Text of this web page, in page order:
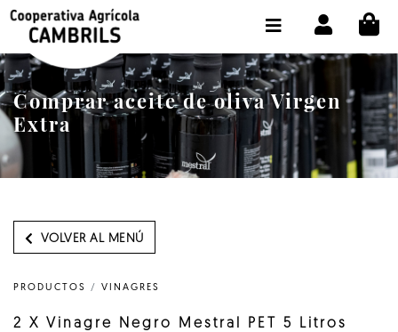
Comprar aceite de oliva Virgen
Extra
VOLVER AL MENÚ
PRODUCTOS / VINAGRES
2 X Vinagre Negro Mestral PET 5 Litros
TIENDA COMPRA ONLINE
LA COOPERATIVA
OLEOTOUR
PRODUCTOS
NUESTRO ACEITE
SELECCIONAR IDIOMA :